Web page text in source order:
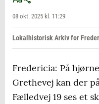
08 okt. 2025 kl. 11:29
Lokalhistorisk Arkiv for
Fredericia: På
Grethevej kan der
Fælledvej 19 ses et